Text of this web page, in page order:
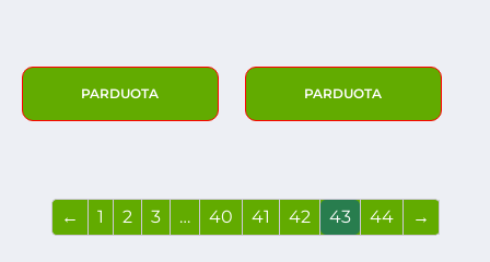
PARDUOTA PARDUOTA
← 1 2 3 … 40 41 42 43 44 →